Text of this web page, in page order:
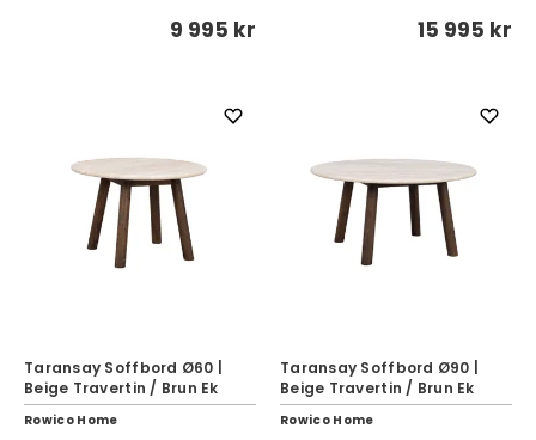
9 995 kr 15 995 kr
Taransay Soffbord Ø60 |
Beige Travertin / Brun Ek
Rowico Home
Taransay Soffbord Ø90 |
Beige Travertin / Brun Ek
Rowico Home